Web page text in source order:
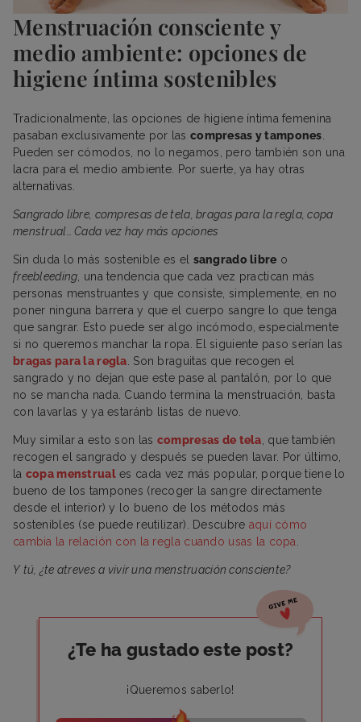
Menstruación consciente y
medio ambiente: opciones de
higiene íntima sostenibles
Tradicionalmente, las opciones de higiene íntima femenina
pasaban exclusivamente por las compresas y tampones
Pueden ser cómodos, no lo negamos, pero también son una
lacra para el medio ambiente. Por suerte, ya hay otras
alternativas.
Sangrado libre, compresas de tela, bragas para la regla, copa
menstrual… Cada vez hay más opciones
Sin duda lo más sostenible es el sangrado libre o
freebleeding , una tendencia que cada vez practican más
personas menstruantes y que consiste, simplemente, en no
poner ninguna barrera y que el cuerpo sangre lo que tenga
que sangrar. Esto puede ser algo incómodo, especialmente
si no queremos manchar la ropa. El siguiente paso serían las
bragas para la regla . Son braguitas que recogen el
sangrado y no dejan que este pase al pantalón, por lo que
no se mancha nada. Cuando termina la menstruación, basta
con lavarlas y ya estaránb listas de nuevo.
Muy similar a esto son las compresas de tela , que también
recogen el sangrado y después se pueden lavar. Por último,
la copa menstruales cada vez más popular, porque tiene lo
bueno de los tampones (recoger la sangre directamente
desde el interior) y lo bueno de los métodos más
sostenibles (se puede reutilizar). Descubre aquí cómo
cambia la relación con la regla cuando usas la copa
Y tú, ¿te atreves a vivir una menstruación consciente?
¿Te ha gustado este post?
¡Queremos saberlo!